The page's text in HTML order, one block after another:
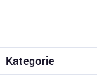
Kategorie